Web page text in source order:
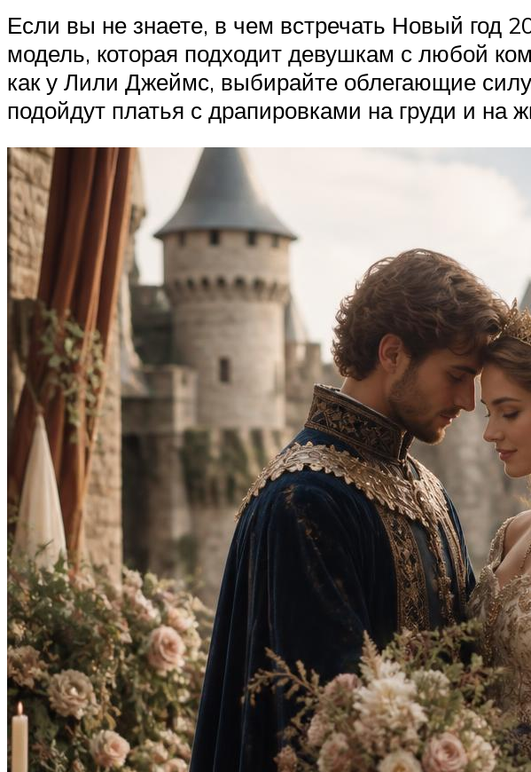
Если вы не знаете, в чем встречать Новый год
модель, которая подходит девушкам с любой
как у Лили Джеймс, выбирайте облегающие
подойдут платья с драпировками на груди и на